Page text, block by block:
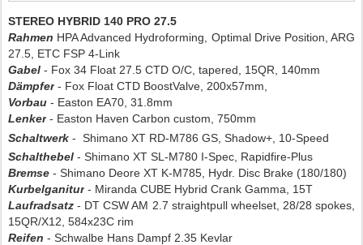
STEREO HYBRID 140 PRO 27.5
Rahmen HPA Advanced Hydroforming, Optimal Drive Position, ARG
27.5, ETC FSP 4-Link
Gabel - Fox 34 Float 27.5 CTD O/C, tapered, 15QR, 140mm
Dämpfer - Fox Float CTD BoostValve, 200x57mm,
Vorbau - Easton EA70, 31.8mm
Lenker - Easton Haven Carbon custom, 750mm
Schaltwerk - Shimano XT RD-M786 GS, Shadow+, 10-Speed
Schalthebel - Shimano XT SL-M780 I-Spec, Rapidfire-Plus
Bremse - Shimano Deore XT K-M785, Hydr. Disc Brake (180/180)
Kurbelganitur - Miranda CUBE Hybrid Crank Gamma, 15T
Laufradsatz - DT CSW AM 2.7 straightpull wheelset, 28/28 spokes,
15QR/X12, 584x23C rim
Reifen - Schwalbe Hans Dampf 2.35 Kevlar